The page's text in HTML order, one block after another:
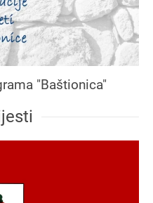
"Baštionica"